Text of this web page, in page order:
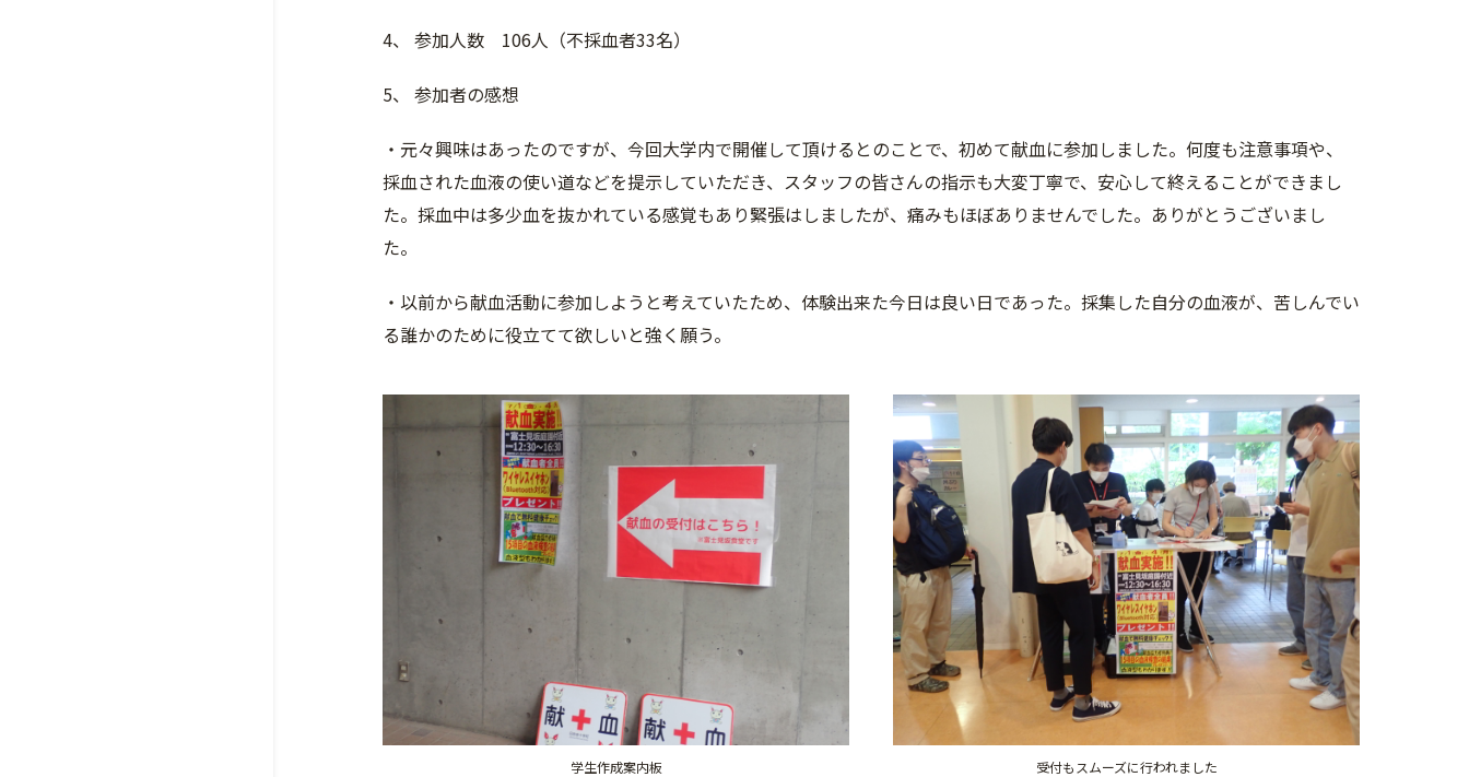
4、 参加人数 106人（不採血者33名）
5、 参加者の感想
・元々興味はあったのですが、今回大学内で開催して頂けるとのことで、初めて献血に参加しました。何度も注意事項や、
採血された血液の使い道などを提示していただき、スタッフの皆さんの指示も大変丁寧で、安心して終えることができまし
た。採血中は多少血を抜かれている感覚もあり緊張はしましたが、痛みもほぼありませんでした。ありがとうございまし
た。
・以前から献血活動に参加しようと考えていたため、体験出来た今日は良い日であった。採集した自分の血液が、苦しんでい
る誰かのために役立てて欲しいと強く願う。
学生作成案内板 受付もスムーズに行われました